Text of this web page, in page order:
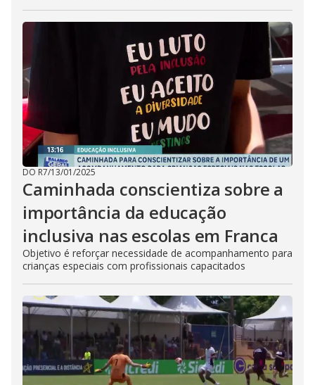
DO R7/13/01/2025
Caminhada conscientiza sobre a
importância da educação
inclusiva nas escolas em Franca
Objetivo é reforçar necessidade de acompanhamento para
crianças especiais com profissionais capacitados